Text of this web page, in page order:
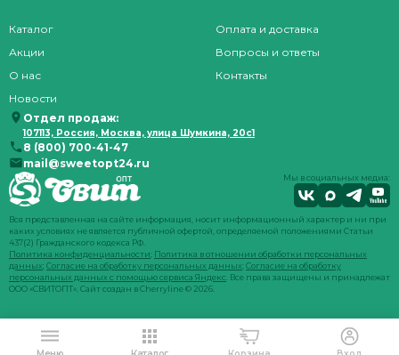
Каталог
Акции
О нас
Новости
Оплата и доставка
Вопросы и ответы
Контакты
Отдел продаж:
107113, Россия, Москва, улица Шумкина, 20с1
8 (800) 700-41-47
mail@sweetopt24.ru
Мы в социальных медиа:
Вся представленная на сайте информация, носит информационный характер и ни при
каких условиях не является публичной офертой, определяемой положениями Статьи
437(2) Гражданского кодекса РФ.
Политика конфиденциальности; Политика в отношении обработки персональных
данных;Согласие на обработку персональных данных;Согласие на обработку
персональных данных с помощью сервиса Яндекс. Все права защищены и принадлежат
ООО «СВИТОПТ». Сайт создан вCherryline© 2026.